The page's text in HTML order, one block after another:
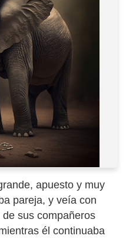
apuesto y muy
pareja, y veía con
sus compañeros
él continuaba